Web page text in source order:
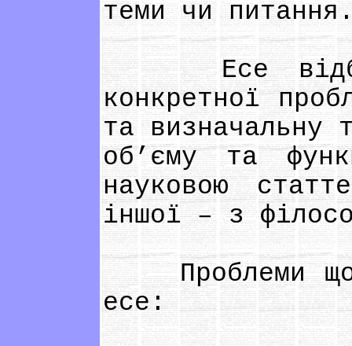
теми чи
Есе
конкретної
та визначальну
об’єму та
науковою
іншої – з
Проблеми що
есе: